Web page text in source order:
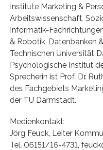
Institute Marketing &
Arbeitswissenschaft,
Informatik-
& Robotik, Datenbanken
Technischen Universität
Psychologische Institut
Sprecherin ist Prof. Dr.
des Fachgebiets
der TU Darmstadt.
Medienkontakt:
Jörg Feuck, Leiter
Tel. 06151/16-4731,